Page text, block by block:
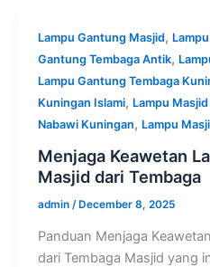
Lampu Gantung Masjid,
Gantung Tembaga Antik,
Lampu Gantung Tembaga
Kuningan Islami, Lampu
Nabawi Kuningan, Lampu
Menjaga Keawetan
Masjid dari Tembaga
admin /December 8, 2025
Panduan Menjaga
dari Tembaga Masjid yang